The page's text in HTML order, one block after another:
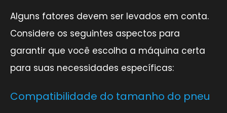
Alguns fatores devem ser levados em conta.
Considere os seguintes aspectos para
garantir que você escolha a máquina certa
para suas necessidades específicas:
Compatibilidade do tamanho do pneu